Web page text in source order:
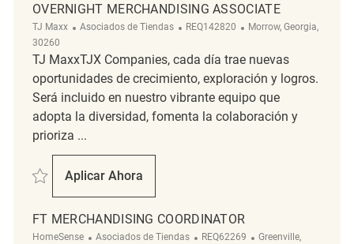
OVERNIGHT MERCHANDISING ASSOCIATE
TJ Maxx Categoría
Asociados de Tiendas ReqId
REQ142820 Ubicación
Morrow, Georgia,
30260
TJ MaxxTJX Companies, cada día trae nuevas
oportunidades de crecimiento, exploración y logros.
Será incluido en nuestro vibrante equipo que
adopta la diversidad, fomenta la colaboración y
prioriza ...
Salvar Overnight Merchandising Associate REQ142820
Aplicar Ahora
Overnight Merchandising Associate
FT MERCHANDISING COORDINATOR
HomeSense Categoría
Asociados de Tiendas ReqId
REQ62269 Ubicación
Greenville,